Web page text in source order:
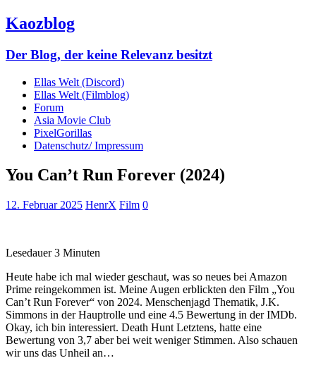
Kaozblog
Der Blog, der keine Relevanz besitzt
Ellas Welt (Discord)
Ellas Welt (Filmblog)
Forum
Asia Movie Club
PixelGorillas
Datenschutz/ Impressum
You Can’t Run Forever (2024)
12. Februar 2025 HenrX Film 0
Lesedauer 3 Minuten
Heute habe ich mal wieder geschaut, was so neues bei Amazon
Prime reingekommen ist. Meine Augen erblickten den Film „You
Can’t Run Forever“ von 2024. Menschenjagd Thematik, J.K.
Simmons in der Hauptrolle und eine 4.5 Bewertung in der IMDb.
Okay, ich bin interessiert. Death Hunt Letztens, hatte eine
Bewertung von 3,7 aber bei weit weniger Stimmen. Also schauen
wir uns das Unheil an…